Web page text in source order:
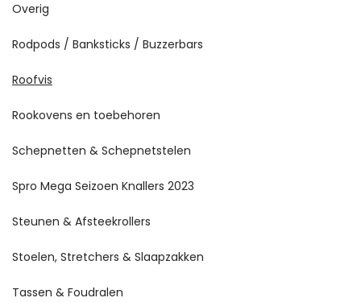
Overig
Rodpods / Banksticks / Buzzerbars
Roofvis
Rookovens en toebehoren
Schepnetten & Schepnetstelen
Spro Mega Seizoen Knallers 2023
Steunen & Afsteekrollers
Stoelen, Stretchers & Slaapzakken
Tassen & Foudralen